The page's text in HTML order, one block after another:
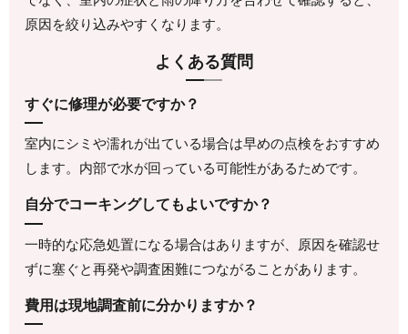
原因を絞り込みやすくなります。
よくある質問
すぐに修理が必要ですか？
室内にシミや濡れが出ている場合は早めの点検をおすすめ
します。内部で水が回っている可能性があるためです。
自分でコーキングしてもよいですか？
一時的な応急処置になる場合はありますが、原因を確認せ
ずに塞ぐと再発や調査困難につながることがあります。
費用は現地調査前に分かりますか？